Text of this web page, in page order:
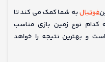
فوتبالبه شما کمک می کند تا
کدام نوع زمین بازی مناسب
و بهترین نتیجه را خواهد